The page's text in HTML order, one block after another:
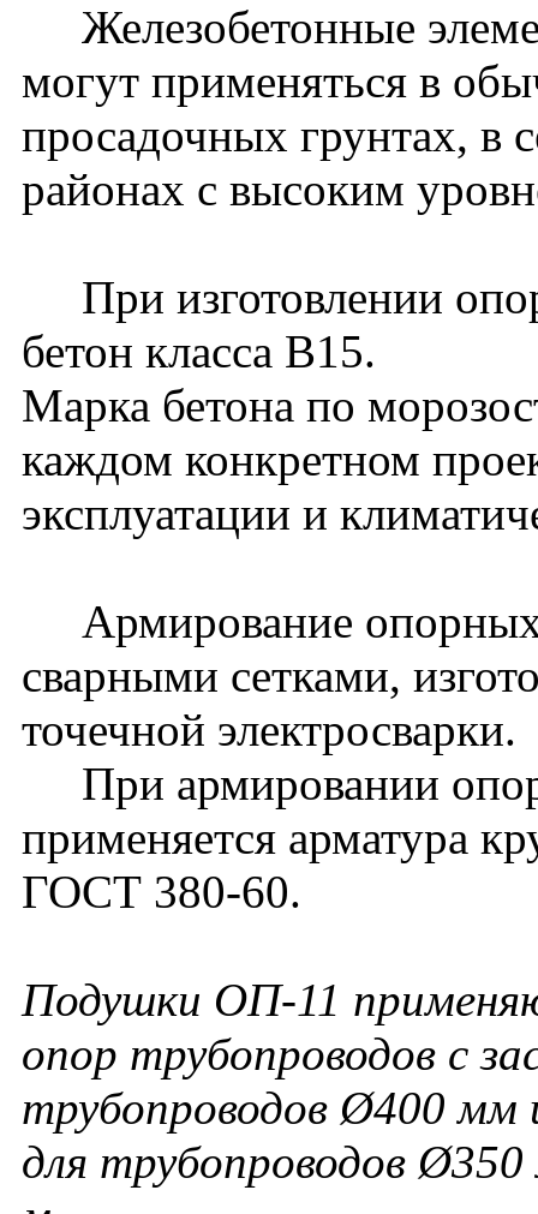
Железобетонные
могут применяться в
просадочных грунтах, в
районах с высоким
При изготовлении
бетон класса В15.
Марка бетона по
каждом конкретном
эксплуатации и
Армирование опорных
сварными сетками,
точечной электросварки.
При армировании
применяется арматура
ГОСТ 380-60.
Подушки ОП-11
опор трубопроводов с
трубопроводов Ø400 мм
для трубопроводов